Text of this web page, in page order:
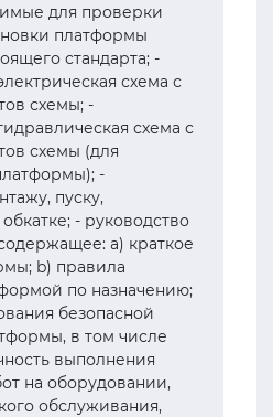
для проверки
платформы
стандарта; -
схема с
схемы; -
схема с
схемы (для
-
пуску,
- руководство
a) краткое
b) правила
по назначению;
безопасной
в том числе
выполнения
на оборудовании,
обслуживания,